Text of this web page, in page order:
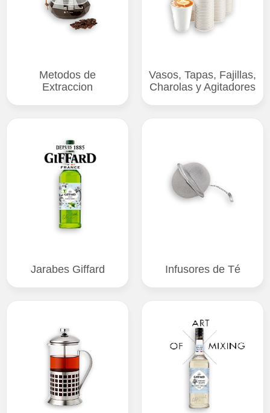
Metodos de
Extraccion
Vasos, Tapas, Fajillas,
Charolas y Agitadores
Jarabes Giffard Infusores de Té